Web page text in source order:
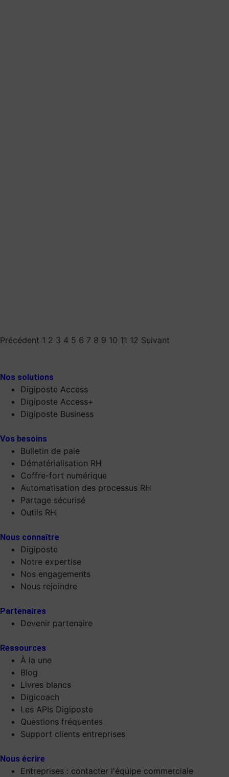
Précédent 1 2 3 4 5 6 7 8 9 10 11 12 Suivant
Nos solutions
Digiposte Access
Digiposte Access+
Digiposte Business
Vos besoins
Bulletin de paie
Dématérialisation RH
Coffre-fort numérique
Automatisation des processus RH
Partage sécurisé
Outils RH
Nous connaître
Digiposte
Notre expertise
Nos engagements
Nous rejoindre
Partenaires
Devenir partenaire
Ressources
À la une
Blog
Livres blancs
Digicoach
Les APIs Digiposte
Questions fréquentes
Support clients entreprises
Nous écrire
Entreprises : contacter l'équipe commerciale